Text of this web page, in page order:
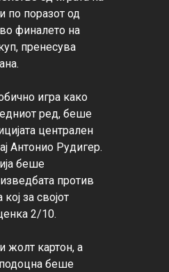
по поразот од
финалето на
пренесува
игра како
ред, беше
централен
Антонио Рудигер.
беше
против
за својот
2/10.
жолт картон, а
беше